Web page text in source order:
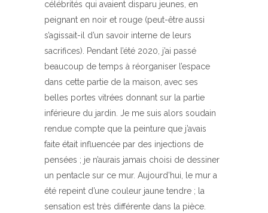
célébrités qui avaient disparu jeunes, en
peignant en noir et rouge (peut-être aussi
s’agissait-il d’un savoir interne de leurs
sacrifices). Pendant l’été 2020, j’ai passé
beaucoup de temps à réorganiser l’espace
dans cette partie de la maison, avec ses
belles portes vitrées donnant sur la partie
inférieure du jardin. Je me suis alors soudain
rendue compte que la peinture que j’avais
faite était influencée par des injections de
pensées ; je n’aurais jamais choisi de dessiner
un pentacle sur ce mur. Aujourd’hui, le mur a
été repeint d’une couleur jaune tendre ; la
sensation est très différente dans la pièce.